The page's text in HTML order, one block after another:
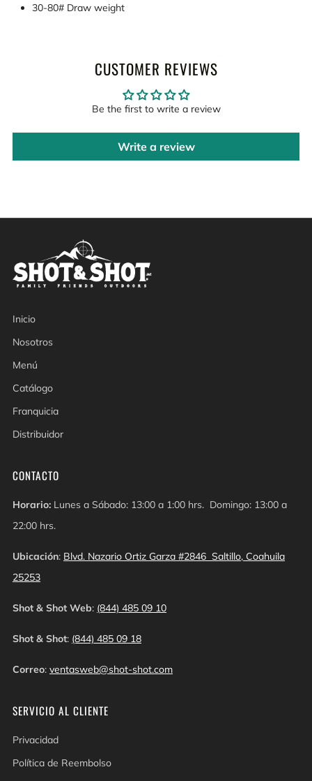
30-80# Draw weight
CUSTOMER REVIEWS
Be the first to write a review
Write a review
Inicio
Nosotros
Menú
Catálogo
Franquicia
Distribuidor
CONTACTO
Horario: Lunes a Sábado: 13:00 a 1:00 hrs. Domingo: 13:00 a
22:00 hrs.
Ubicación: Blvd. Nazario Ortiz Garza #2846 Saltillo, Coahuila
25253
Shot & Shot Web: (844) 485 09 10
Shot & Shot: (844) 485 09 18
Correo: ventasweb@shot-shot.com
SERVICIO AL CLIENTE
Privacidad
Política de Reembolso